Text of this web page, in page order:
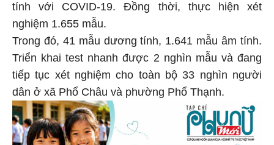
tính với COVID-19. Đồng thời, thực hiện xét
nghiệm 1.655 mẫu.
Trong đó, 41 mẫu dương tính, 1.641 mẫu âm tính.
Triển khai test nhanh được 2 nghìn mẫu và đang
tiếp tục xét nghiệm cho toàn bộ 33 nghìn người
dân ở xã Phổ Châu và phường Phổ Thạnh.